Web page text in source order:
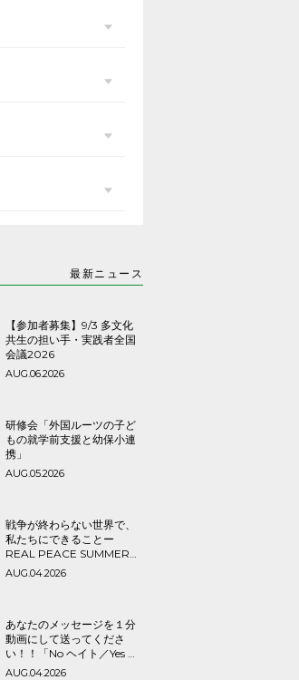
最新ニュース
【参加者募集】9/3 多文化
共生の担い手・実践者全国
会議2026
AUG.06.2026
研修会「外国ルーツの子ど
もの就学前支援と幼保小連
携」
AUG.05.2026
戦争が終わらない世界で、
私たちにできることー
REAL PEACE SUMMER
2026
AUG.04.2026
あなたのメッセージを１分
動画にして送ってくださ
い！！「No ヘイト／Yes 共
生～みんなでつくる海外ル
AUG.04.2026